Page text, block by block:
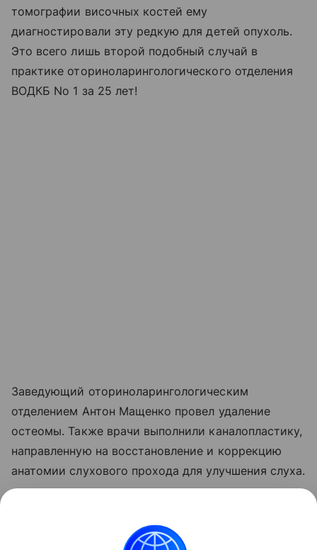
томографии височных костей ему
диагностировали эту редкую для детей опухоль.
Это всего лишь второй подобный случай в
практике оториноларингологического отделения
ВОДКБ No 1 за 25 лет!
Заведующий оториноларингологическим
отделением Антон Мащенко провел удаление
остеомы. Также врачи выполнили каналопластику,
направленную на восстановление и коррекцию
анатомии слухового прохода для улучшения слуха.
слух. Врачи посчитали, что он выздоровел.